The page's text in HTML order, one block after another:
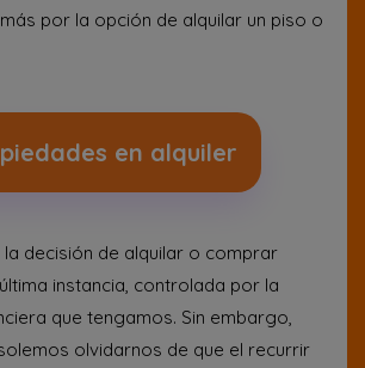
por la opción de alquilar un piso o
en alquiler
decisión de alquilar o comprar
instancia, controlada por la
que tengamos. Sin embargo,
olvidarnos de que el recurrir